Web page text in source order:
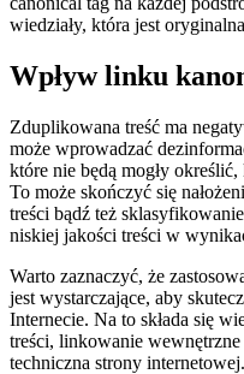
wiedziały, która jest
Wpływ linku
Zduplikowana treść ma
może wprowadzać
które nie będą mogły
To może skończyć się
treści bądź też
niskiej jakości treści w
Warto zaznaczyć, że
jest wystarczające, aby
Internecie. Na to składa się
treści, linkowanie
techniczna strony internetowej.